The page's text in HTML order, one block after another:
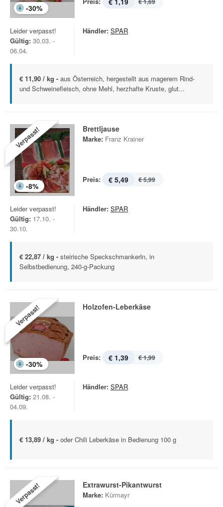
-30%
Leider verpasst!
Gültig: 30.03. -
06.04.
Händler: SPAR
€ 11,90 / kg - aus Österreich, hergestellt aus magerem Rind-
und Schweinefleisch, ohne Mehl, herzhafte Kruste, glut...
Verpasst!
-8%
Brettljause
Marke: Franz Krainer
Preis: € 5,49 € 5,99
Leider verpasst!
Gültig: 17.10. -
30.10.
Händler: SPAR
€ 22,87 / kg - steirische Speckschmankerln, in
Selbstbedienung, 240-g-Packung
Verpasst!
-30%
Holzofen-Leberkäse
Preis: € 1,39 € 1,99
Leider verpasst!
Gültig: 21.08. -
04.09.
Händler: SPAR
€ 13,89 / kg - oder Chili Leberkäse in Bedienung 100 g
Verpasst! Extrawurst-Pikantwurst
Marke: Kürmayr